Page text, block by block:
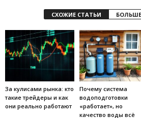
СХОЖИЕ СТАТЬИ
За кулисами рынка: кто
такие трейдеры и как
они реально работают
Почему система
водоподготовки
«работает», но
качество воды всё